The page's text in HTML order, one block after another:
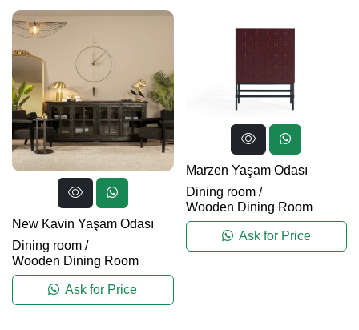
New Kavin Yaşam Odası
Dining room /
Wooden Dining Room
Ask for Price
Marzen Yaşam Odası
Dining room/
Wooden Dining Room
Ask for Price